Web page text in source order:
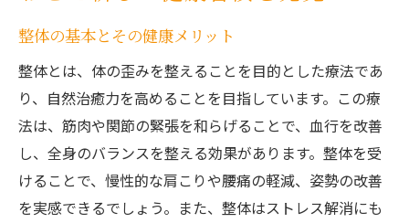
せんげん台駅で整体を通じて効果的なダイエッ
根本改善整体院AQUILAせんげん台の整体の
特徴
整体がダイエットに与える影響
ダイエットに最適な整体の施術とは
整体による身体のバランス改善
整体の基本とその健康メリット
整体とは、体の歪みを整えることを目的とした療法であ
り、自然治癒力を高めることを目指しています。この療
法は、筋肉や関節の緊張を和らげることで、血行を改善
し、全身のバランスを整える効果があります。整体を受
けることで、慢性的な肩こりや腰痛の軽減、姿勢の改善
を実感できるでしょう。また、整体はストレス解消にも